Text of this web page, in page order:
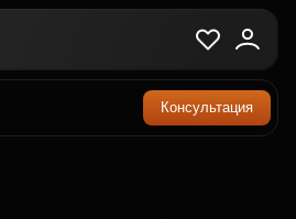
Консультация